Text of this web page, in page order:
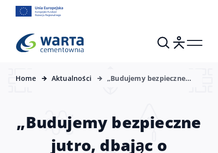
Home Aktualności
„Budujemy bezpieczne
„Budujemy bezpieczne
jutro, dbając o